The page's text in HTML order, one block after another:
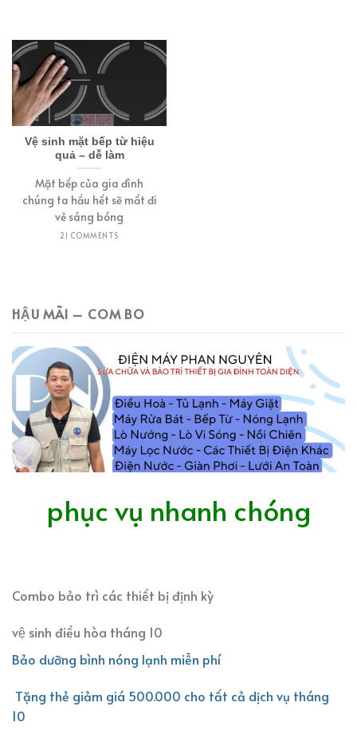
Vệ sinh mặt bếp từ hiệu
quả – dễ làm
Mặt bếp của gia đình
chúng ta hầu hết sẽ mất đi
vẻ sáng bóng
21 COMMENTS
HẬU MÃI – COM BO
phục vụ nhanh chóng
Combo bảo trì các thiết bị định kỳ
vệ sinh điều hòa tháng 10
Bảo dưỡng bình nóng lạnh miễn phí
Tặng thẻ giảm giá 500.000 cho tất cả dịch vụ tháng
10